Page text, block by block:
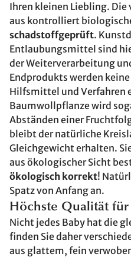
Ihren kleinen Liebling.
aus kontrolliert
schadstoffgeprüft.
Entlaubungsmittel sind
der Weiterverarbeitung
Endprodukts werden
Hilfsmittel und Verfahren
Baumwollpflanze wird
Abständen einer
bleibt der natürliche
Gleichgewicht erhalten.
aus ökologischer Sicht
ökologisch korrekt!
Spatz von Anfang an.
Höchste Qualität für
Nicht jedes Baby hat die
finden Sie daher
aus glattem, fein